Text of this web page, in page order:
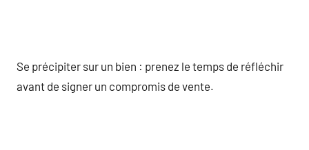
Se précipiter sur un bien : prenez le temps de réfléchir
avant de signer un compromis de vente.